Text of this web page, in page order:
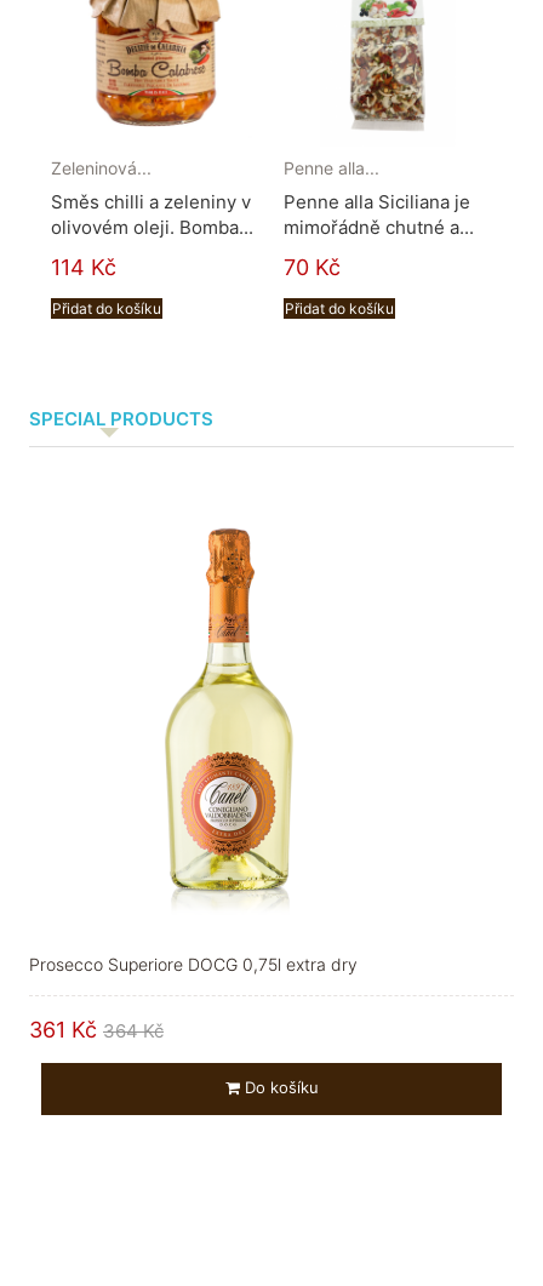
Zeleninová...
Směs chilli a zeleniny v
olivovém oleji. Bomba...
114 Kč
Přidat do košíku
Penne alla...
Penne alla Siciliana je
mimořádně chutné a...
70 Kč
Přidat do košíku
SPECIAL PRODUCTS
Prosecco Superiore DOCG 0,75l extra dry
361 Kč 364 Kč
Do košíku